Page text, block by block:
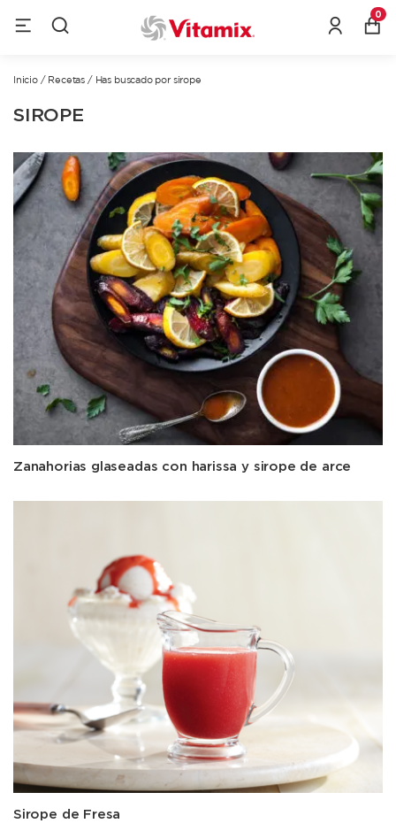
0
Inicio/ Recetas / Has buscado por sirope
SIROPE
Zanahorias glaseadas con harissa y sirope de arce
Sirope de Fresa